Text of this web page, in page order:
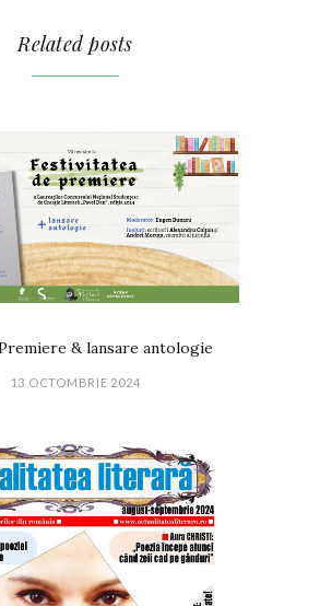
Related posts
& lansare antologie
13 OCTOMBRIE 2024